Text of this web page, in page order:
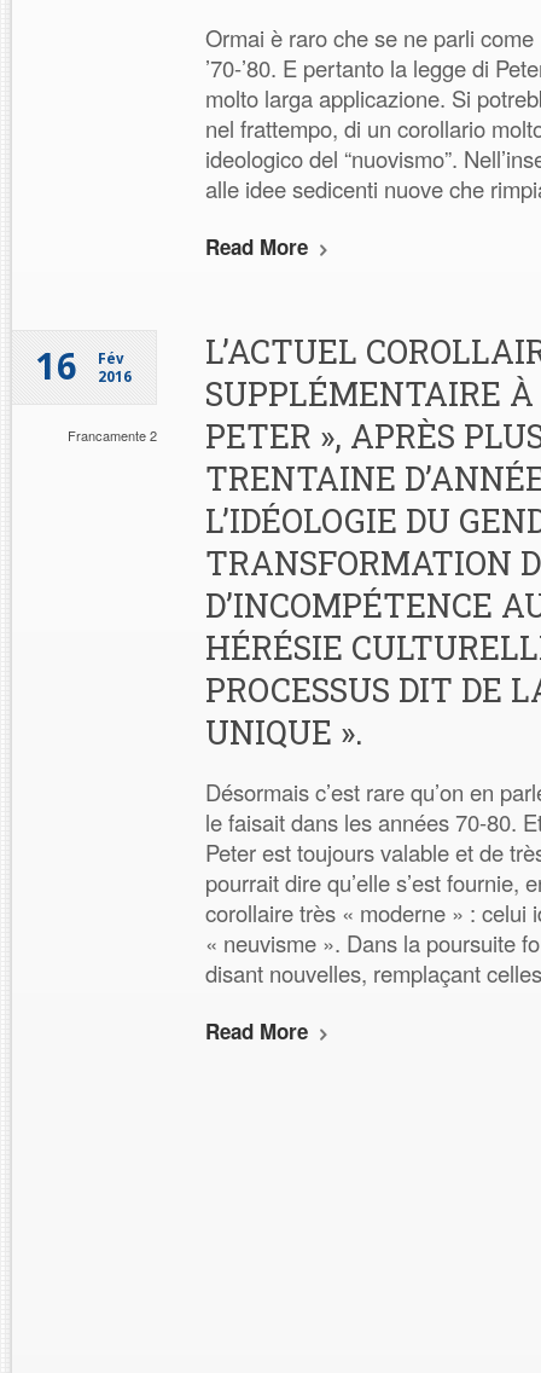
Ormai è raro che se ne parli
’70-’80. E pertanto la legge di
molto larga applicazione. Si
nel frattempo, di un corollario
ideologico del “nuovismo”.
alle idee sedicenti nuove che
Read More
16
Fév
2016
Francamente 2
L’ACTUEL
SUPPLÉMENTAIRE À
PETER », APRÈS
TRENTAINE
L’IDÉOLOGIE DU
TRANSFORMATION
D’INCOMPÉTENCE
HÉRÉSIE
PROCESSUS DIT DE
UNIQUE ».
Désormais c’est rare qu’on en
le faisait dans les années 70-80.
Peter est toujours valable et de
pourrait dire qu’elle s’est fournie,
corollaire très « moderne » : celui
« neuvisme ». Dans la poursuite
disant nouvelles, remplaçant
Read More